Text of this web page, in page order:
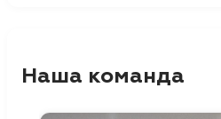
Наша команда